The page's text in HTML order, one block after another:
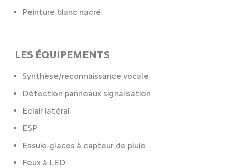
Peinture blanc nacré
LES ÉQUIPEMENTS
Synthèse/reconnaissance vocale
Détection panneaux signalisation
Eclair latéral
ESP
Essuie-glaces à capteur de pluie
Feux à LED